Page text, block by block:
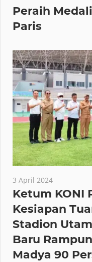
Peraih
Paris
3 April 2024
Ketum KONI
Kesiapan
Stadion
Baru
Madya 90